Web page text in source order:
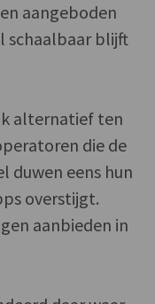
aangeboden
schaalbaar blijft
alternatief ten
die de
duwen eens hun
overstijgt.
aanbieden in